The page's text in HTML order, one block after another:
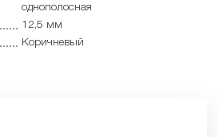
однополосная
12,5 мм
Коричневый